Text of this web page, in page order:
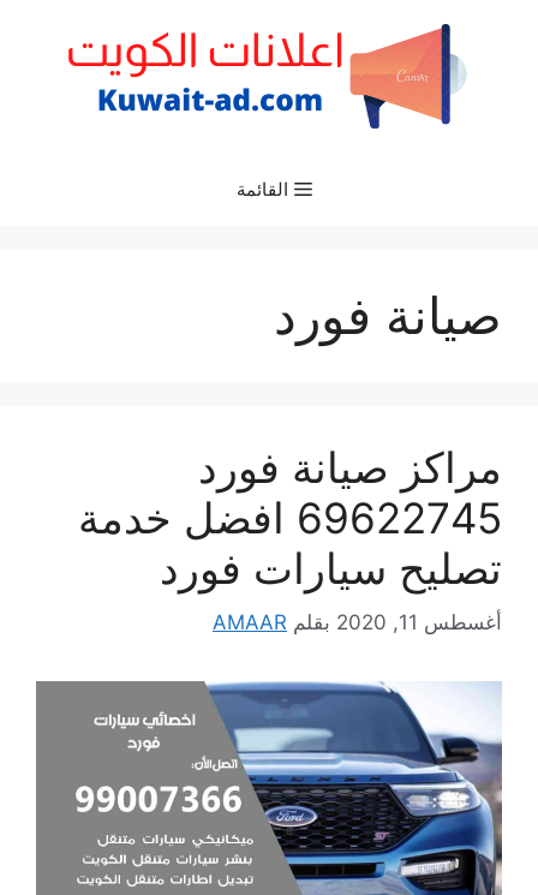
القائمة
صيانة فورد
مراكز صيانة فورد
69622745 افضل خدمة
تصليح سيارات فورد
أغسطس 11, 2020 بقلم AMAAR